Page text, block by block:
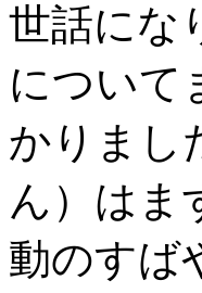
世話にな
について
かりまし
ん）はま
動のすば